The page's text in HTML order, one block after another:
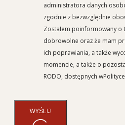
administratora danych
zgodnie z bezwzględnie
Zostałem poinformowany o
dobrowolne oraz że mam
ich poprawiania, a także
momencie, a także o
RODO, dostępnych
WYŚLIJ